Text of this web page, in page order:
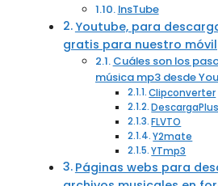
InsTube
Youtube, para
gratis para nuestro móvil
Cuáles son los
música mp3 desde
Clipconverter
DescargaPlus
FLVTO
Y2mate
YTmp3
Páginas webs para